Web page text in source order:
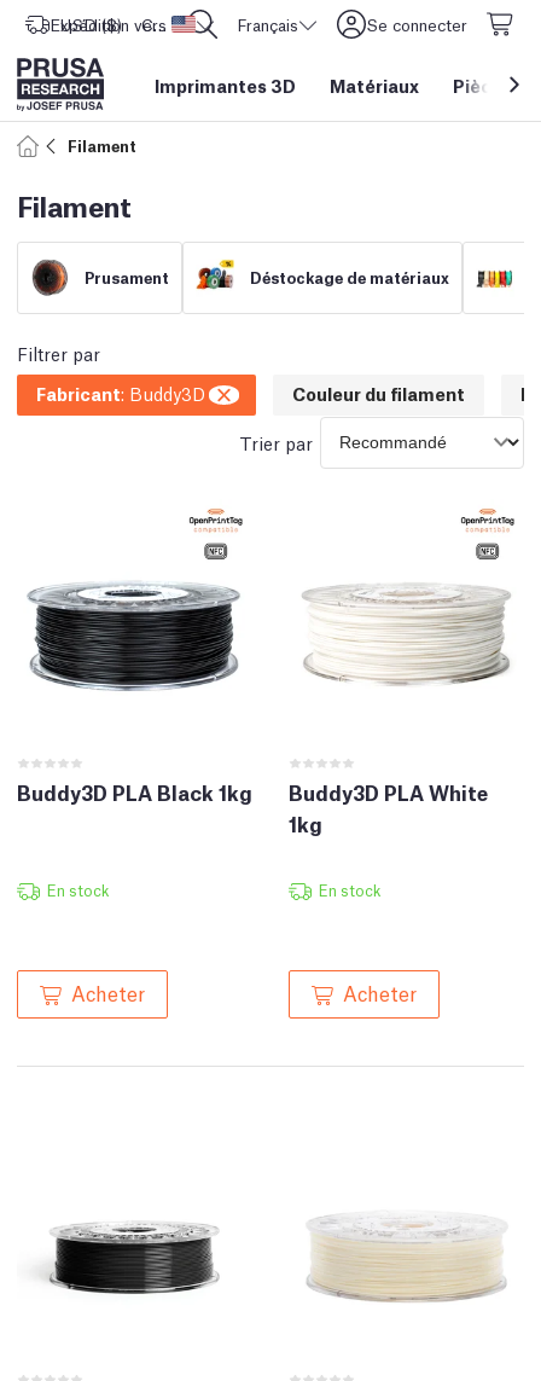
Expédition vers Etats-Unis d'Amérique
USD ($) CORE One L: Maintenant en stock ! Français Se connecter
Imprimantes 3D Matériaux Pièces&
Filament
Filament
Prusament Déstockage de matériaux
Filtrer par
Fabricant: Buddy3D Couleur du filament
Trier par
Buddy3D PLA Black 1kg
En stock
Acheter
Buddy3D PLA White
1kg
En stock
Acheter